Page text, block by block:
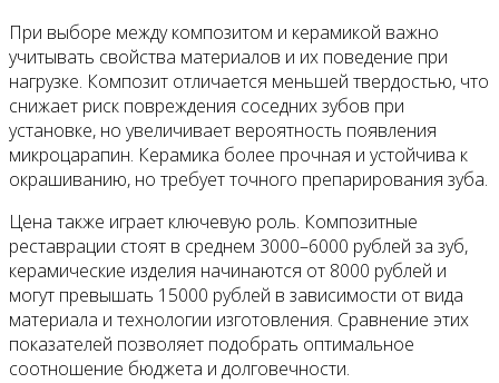
При выборе между композитом и керамикой важно
учитывать свойства материалов и их поведение при
нагрузке. Композит отличается меньшей твердостью, что
снижает риск повреждения соседних зубов при
установке, но увеличивает вероятность появления
микроцарапин. Керамика более прочная и устойчива к
окрашиванию, но требует точного препарирования зуба.
Цена также играет ключевую роль. Композитные
реставрации стоят в среднем 3000–6000 рублей за зуб,
керамические изделия начинаются от 8000 рублей и
могут превышать 15000 рублей в зависимости от вида
материала и технологии изготовления. Сравнение этих
показателей позволяет подобрать оптимальное
соотношение бюджета и долговечности.